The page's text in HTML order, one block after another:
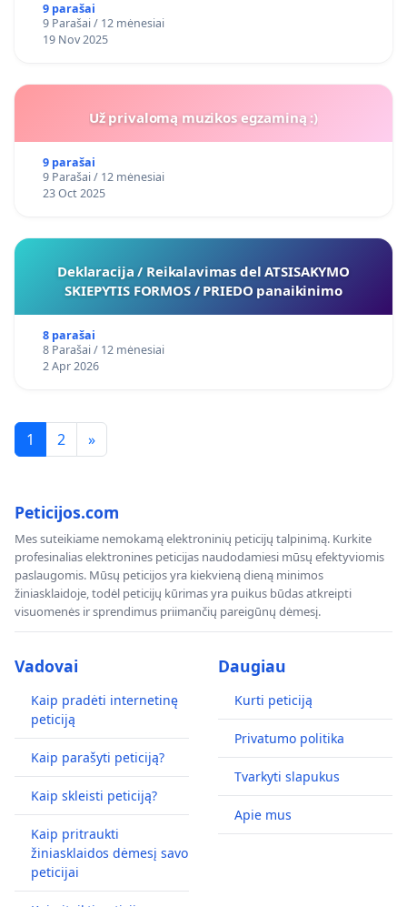
9 parašai
9 Parašai / 12 mėnesiai
19 Nov 2025
Už privalomą muzikos egzaminą :)
9 parašai
9 Parašai / 12 mėnesiai
23 Oct 2025
Deklaracija / Reikalavimas del ATSISAKYMO
SKIEPYTIS FORMOS / PRIEDO panaikinimo
8 parašai
8 Parašai / 12 mėnesiai
2 Apr 2026
1 2 »
Peticijos.com
Mes suteikiame nemokamą elektroninių peticijų talpinimą. Kurkite
profesinalias elektronines peticijas naudodamiesi mūsų efektyviomis
paslaugomis. Mūsų peticijos yra kiekvieną dieną minimos
žiniasklaidoje, todėl peticijų kūrimas yra puikus būdas atkreipti
visuomenės ir sprendimus priimančių pareigūnų dėmesį.
Vadovai
Kaip pradėti internetinę
peticiją
Kaip parašyti peticiją?
Kaip skleisti peticiją?
Kaip pritraukti
žiniasklaidos dėmesį savo
peticijai
Daugiau
Kurti peticiją
Privatumo politika
Tvarkyti slapukus
Apie mus